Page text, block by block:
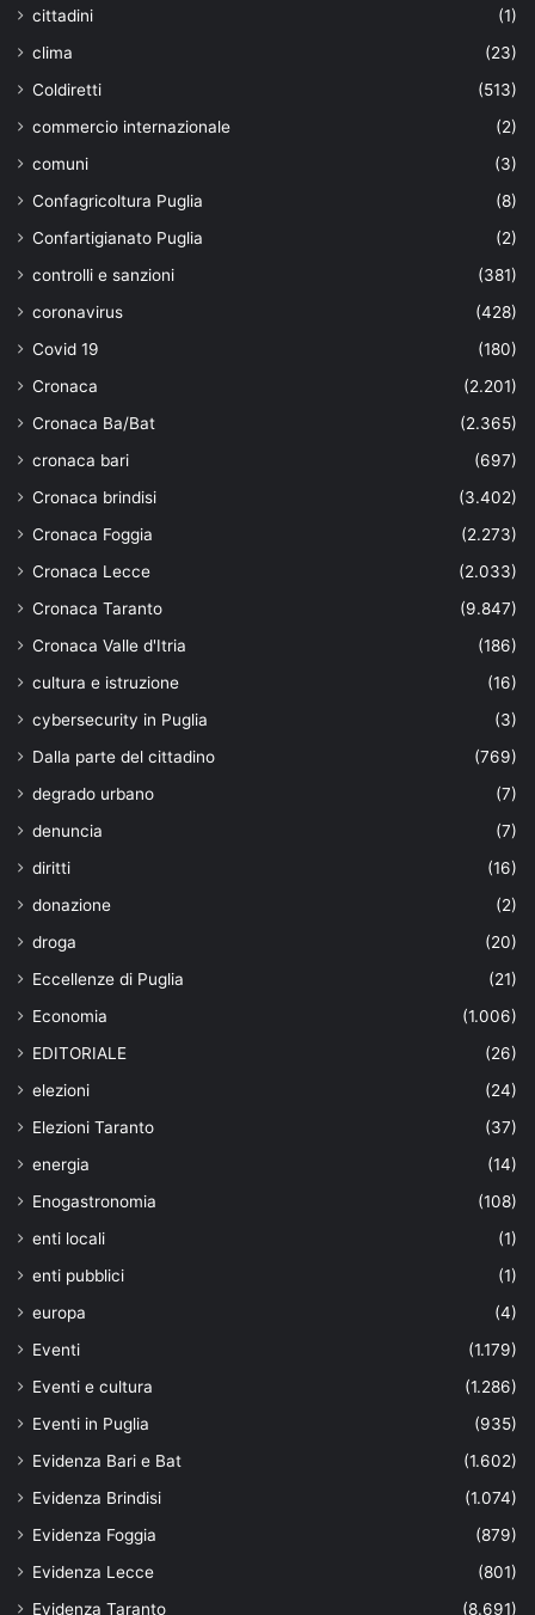
cittadini
(1)
clima
(23)
Coldiretti
(513)
commercio internazionale
(2)
comuni
(3)
Confagricoltura Puglia
(8)
Confartigianato Puglia
(2)
controlli e sanzioni
(381)
coronavirus
(428)
Covid 19
(180)
Cronaca
(2.201)
Cronaca Ba/Bat
(2.365)
cronaca bari
(697)
Cronaca brindisi
(3.402)
Cronaca Foggia
(2.273)
Cronaca Lecce
(2.033)
Cronaca Taranto
(9.847)
Cronaca Valle d'Itria
(186)
cultura e istruzione
(16)
cybersecurity in Puglia
(3)
Dalla parte del cittadino
(769)
degrado urbano
(7)
denuncia
(7)
diritti
(16)
donazione
(2)
droga
(20)
Eccellenze di Puglia
(21)
Economia
(1.006)
EDITORIALE
(26)
elezioni
(24)
Elezioni Taranto
(37)
energia
(14)
Enogastronomia
(108)
enti locali
(1)
enti pubblici
(1)
europa
(4)
Eventi
(1.179)
Eventi e cultura
(1.286)
Eventi in Puglia
(935)
Evidenza Bari e Bat
(1.602)
Evidenza Brindisi
(1.074)
Evidenza Foggia
(879)
Evidenza Lecce
(801)
Evidenza Taranto
(8.691)